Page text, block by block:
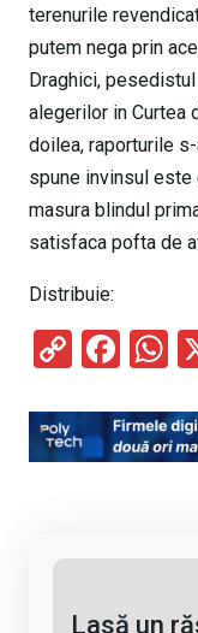
terenurile
putem nega prin
Draghici,
alegerilor in Curtea
doilea, raporturile
spune invinsul este
masura blindul
satisfaca pofta de
Distribuie:
C
py
Li
F
ce
b
s
Lasă un